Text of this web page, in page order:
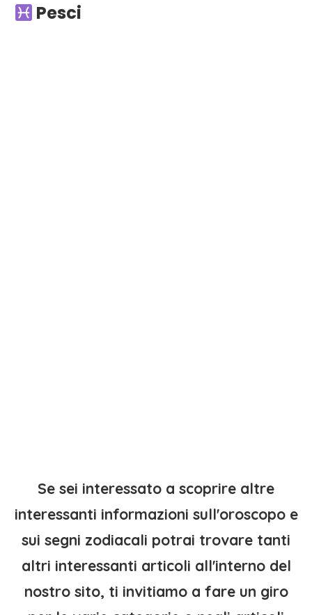
Pesci
Se sei interessato a scoprire altre
interessanti informazioni sull'oroscopo e
sui segni zodiacali potrai trovare tanti
altri interessanti articoli all'interno del
nostro sito, ti invitiamo a fare un giro